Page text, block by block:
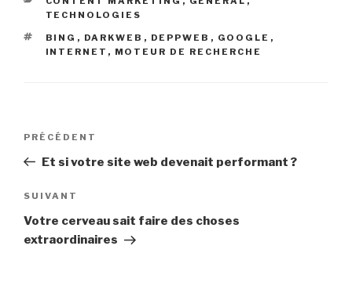
TECHNOLOGIES
ÉTIQUETTES
BING , DARKWEB , DEPPWEB , GOOGLE ,
INTERNET , MOTEUR DE RECHERCHE
Navigation
l’article
Article
précédent
PRÉCÉDENT
Et si votre site web devenait performant ?
Article
suivant
SUIVANT
Votre cerveau sait faire des choses
extraordinaires